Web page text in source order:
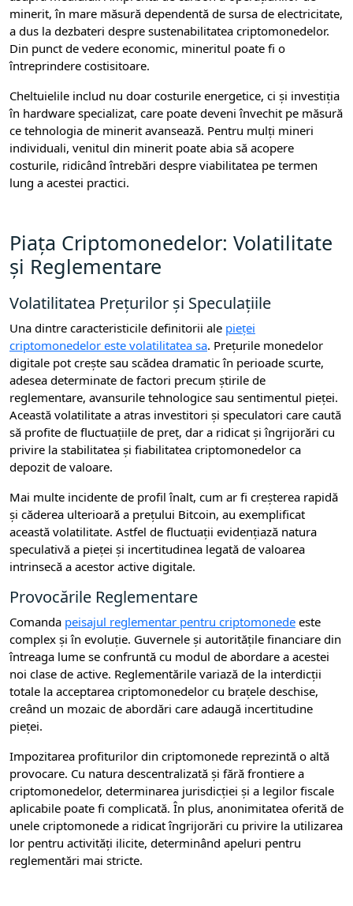
minerit, în mare măsură dependentă de sursa de electricitate,
a dus la dezbateri despre sustenabilitatea criptomonedelor.
Din punct de vedere economic, mineritul poate fi o
întreprindere costisitoare.
Cheltuielile includ nu doar costurile energetice, ci și investiția
în hardware specializat, care poate deveni învechit pe măsură
ce tehnologia de minerit avansează. Pentru mulți mineri
individuali, venitul din minerit poate abia să acopere
costurile, ridicând întrebări despre viabilitatea pe termen
lung a acestei practici.
Piața Criptomonedelor: Volatilitate
și Reglementare
Volatilitatea Prețurilor și Speculațiile
Una dintre caracteristicile definitorii ale pieței
criptomonedelor este volatilitatea sa. Prețurile monedelor
digitale pot crește sau scădea dramatic în perioade scurte,
adesea determinate de factori precum știrile de
reglementare, avansurile tehnologice sau sentimentul pieței.
Această volatilitate a atras investitori și speculatori care caută
să profite de fluctuațiile de preț, dar a ridicat și îngrijorări cu
privire la stabilitatea și fiabilitatea criptomonedelor ca
depozit de valoare.
Mai multe incidente de profil înalt, cum ar fi creșterea rapidă
și căderea ulterioară a prețului Bitcoin, au exemplificat
această volatilitate. Astfel de fluctuații evidențiază natura
speculativă a pieței și incertitudinea legată de valoarea
intrinsecă a acestor active digitale.
Provocările Reglementare
Comanda peisajul reglementar pentru criptomonede este
complex și în evoluție. Guvernele și autoritățile financiare din
întreaga lume se confruntă cu modul de abordare a acestei
noi clase de active. Reglementările variază de la interdicții
totale la acceptarea criptomonedelor cu brațele deschise,
creând un mozaic de abordări care adaugă incertitudine
pieței.
Impozitarea profiturilor din criptomonede reprezintă o altă
provocare. Cu natura descentralizată și fără frontiere a
criptomonedelor, determinarea jurisdicției și a legilor fiscale
aplicabile poate fi complicată. În plus, anonimitatea oferită de
unele criptomonede a ridicat îngrijorări cu privire la utilizarea
lor pentru activități ilicite, determinând apeluri pentru
reglementări mai stricte.